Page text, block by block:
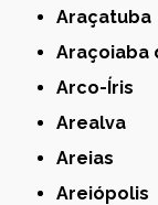
Araçatuba
Arco-Íris
Arealva
Areias
Areiópolis